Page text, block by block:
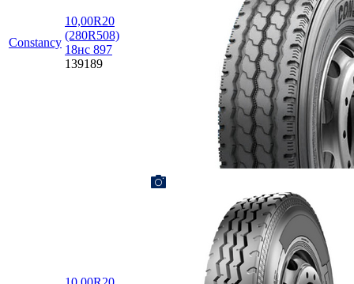
Constancy
10,00R20
(280R508)
18нс 897
139189